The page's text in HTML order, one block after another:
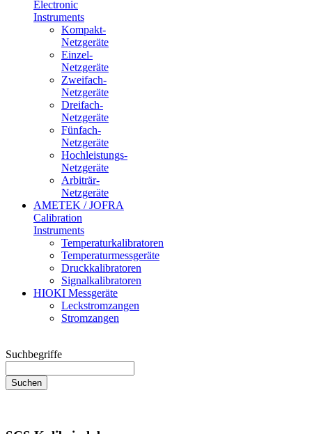
Electronic
Instruments
Kompakt-
Netzgeräte
Einzel-
Netzgeräte
Zweifach-
Netzgeräte
Dreifach-
Netzgeräte
Fünfach-
Netzgeräte
Hochleistungs-
Netzgeräte
Arbiträr-
Netzgeräte
AMETEK / JOFRA
Calibration
Instruments
Temperaturkalibratoren
Temperaturmessgeräte
Druckkalibratoren
Signalkalibratoren
HIOKI Messgeräte
Leckstromzangen
Stromzangen
Suchbegriffe